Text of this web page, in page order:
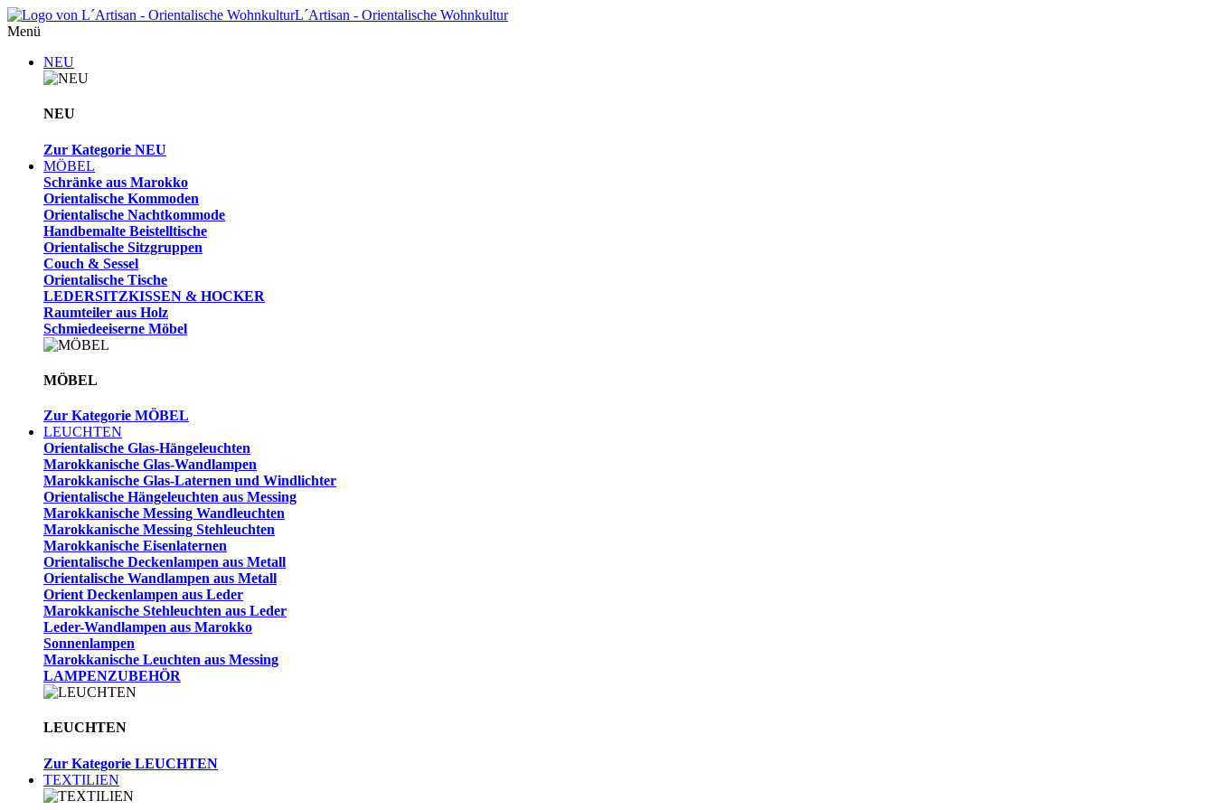
L´Artisan - Orientalische Wohnkultur
Menü
NEU
NEU
Zur Kategorie NEU
MÖBEL
Schränke aus Marokko
Orientalische Kommoden
Orientalische Nachtkommode
Handbemalte Beistelltische
Orientalische Sitzgruppen
Couch & Sessel
Orientalische Tische
LEDERSITZKISSEN & HOCKER
Raumteiler aus Holz
Schmiedeeiserne Möbel
MÖBEL
Zur Kategorie MÖBEL
LEUCHTEN
Orientalische Glas-Hängeleuchten
Marokkanische Glas-Wandlampen
Marokkanische Glas-Laternen und Windlichter
Orientalische Hängeleuchten aus Messing
Marokkanische Messing Wandleuchten
Marokkanische Messing Stehleuchten
Marokkanische Eisenlaternen
Orientalische Deckenlampen aus Metall
Orientalische Wandlampen aus Metall
Orient Deckenlampen aus Leder
Marokkanische Stehleuchten aus Leder
Leder-Wandlampen aus Marokko
Sonnenlampen
Marokkanische Leuchten aus Messing
LAMPENZUBEHÖR
LEUCHTEN
Zur Kategorie LEUCHTEN
TEXTILIEN